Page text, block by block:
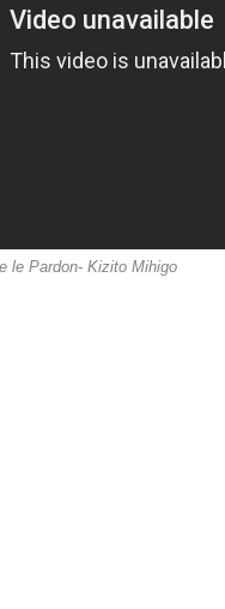
le Pardon- Kizito Mihigo